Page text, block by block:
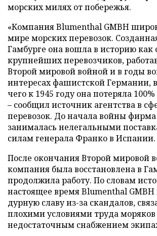
морских милях от побережья.
«Компания Blumenthal GMBH
мире морских перевозок.
Гамбурге она вошла в историю как
крупнейших перевозчиков,
Второй мировой войной и в годы
интересах фашистской Германии, в
чего к 1945 году она потеряла
– сообщил источник агентства в
перевозок. До начала войны
занималась нелегальными
силам генерала Франко в Испании.
После окончания Второй мировой
компания была восстановлена в
продолжила работу. По словам
настоящее время Blumenthal
дурную славу из-за скандалов,
плохими условиями труда
недостаточным снабжением